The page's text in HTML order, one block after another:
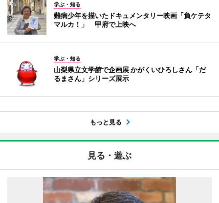
学ぶ・知る
難病少年を描いたドキュメンタリー映画「負ケテタ
マルカ！」 甲府で上映へ
学ぶ・知る
山梨県立文学館で企画展 かがくいひろしさん「だ
るまさん」シリーズ展示
もっと見る
見る・遊ぶ